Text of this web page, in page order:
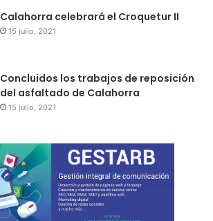
Calahorra celebrará el Croquetur II
15 julio, 2021
Concluidos los trabajos de reposición
del asfaltado de Calahorra
15 julio, 2021